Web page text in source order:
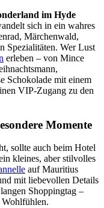
im Hyde
sich in ein wahres
Märchenwald,
Spezialitäten. Wer Lust
erleben – von Mince
Schokolade mit einem
VIP-Zugang zu den
Momente
sollte auch beim Hotel
kleines, aber stilvolles
auf Mauritius
mit liebevollen Details
Shoppingtag –